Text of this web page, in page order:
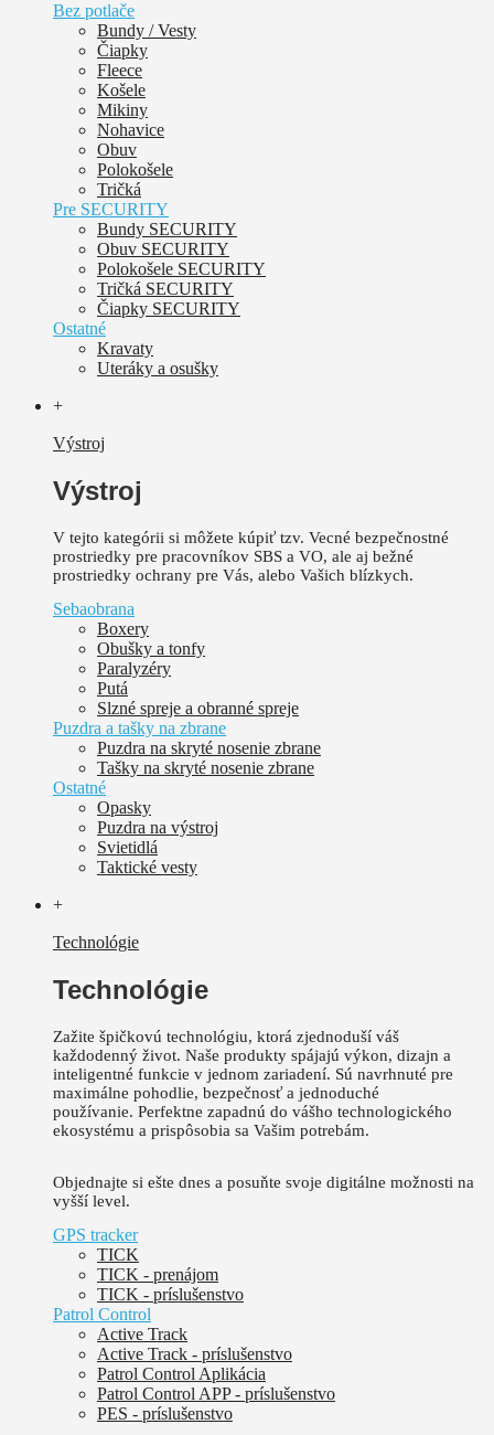
Bez potlače
Bundy / Vesty
Čiapky
Fleece
Košele
Mikiny
Nohavice
Obuv
Polokošele
Tričká
Pre SECURITY
Bundy SECURITY
Obuv SECURITY
Polokošele SECURITY
Tričká SECURITY
Čiapky SECURITY
Ostatné
Kravaty
Uteráky a osušky
+
Výstroj
Výstroj
V tejto kategórii si môžete kúpiť tzv. Vecné bezpečnostné
prostriedky pre pracovníkov SBS a VO, ale aj bežné
prostriedky ochrany pre Vás, alebo Vašich blízkych.
Sebaobrana
Boxery
Obušky a tonfy
Paralyzéry
Putá
Slzné spreje a obranné spreje
Puzdra a tašky na zbrane
Puzdra na skryté nosenie zbrane
Tašky na skryté nosenie zbrane
Ostatné
Opasky
Puzdra na výstroj
Svietidlá
Taktické vesty
+
Technológie
Technológie
Zažite špičkovú technológiu, ktorá zjednoduší váš
každodenný život. Naše produkty spájajú výkon, dizajn a
inteligentné funkcie v jednom zariadení. Sú navrhnuté pre
maximálne pohodlie, bezpečnosť a jednoduché
používanie. Perfektne zapadnú do vášho technologického
ekosystému a prispôsobia sa Vašim potrebám.
Objednajte si ešte dnes a posuňte svoje digitálne možnosti na
vyšší level.
GPS tracker
TICK
TICK - prenájom
TICK - príslušenstvo
Patrol Control
Active Track
Active Track - príslušenstvo
Patrol Control Aplikácia
Patrol Control APP - príslušenstvo
PES - príslušenstvo